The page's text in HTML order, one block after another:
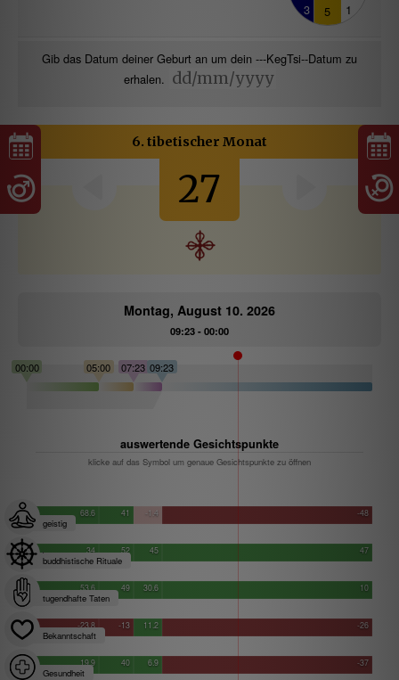
3
5 1
Gib das Datum deiner Geburt an um dein ---KegTsi--Datum zu
erhalen.
6. tibetischer Monat
27
Montag, August 10. 2026
09:23 - 00:00
00:00 05:00 07:23 09:23
auswertende Gesichtspunkte
klicke auf das Symbol um genaue Gesichtspunkte zu öffnen
geistig
68.6 41 -1.4 -48
buddhistische Rituale
34 52 45 47
tugendhafte Taten
53.6 49 30.6 10
Bekanntschaft
-23.8 -13 11.2 -26
Gesundheit
19.9 40 6.9 -37